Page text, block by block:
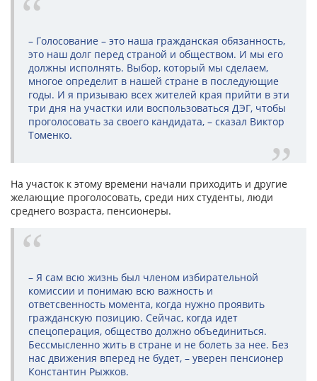
– Голосование – это наша гражданская обязанность,
это наш долг перед страной и обществом. И мы его
должны исполнять. Выбор, который мы сделаем,
многое определит в нашей стране в последующие
годы. И я призываю всех жителей края прийти в эти
три дня на участки или воспользоваться ДЭГ, чтобы
проголосовать за своего кандидата, – сказал Виктор
Томенко.
На участок к этому времени начали приходить и другие
желающие проголосовать, среди них студенты, люди
среднего возраста, пенсионеры.
– Я сам всю жизнь был членом избирательной
комиссии и понимаю всю важность и
ответсвенность момента, когда нужно проявить
гражданскую позицию. Сейчас, когда идет
спецоперация, общество должно объединиться.
Бессмысленно жить в стране и не болеть за нее. Без
нас движения вперед не будет, – уверен пенсионер
Константин Рыжков.